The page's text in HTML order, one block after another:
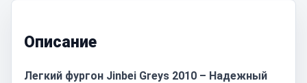
Описание
Легкий фургон Jinbei Greys 2010 – Надежный